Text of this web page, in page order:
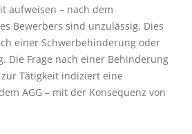
aufweisen – nach dem
Bewerbers sind unzulässig. Dies
einer Schwerbehinderung oder
Die Frage nach einer Behinderung
Tätigkeit indiziert eine
AGG – mit der Konsequenz von